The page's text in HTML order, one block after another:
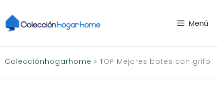
al
contenido
Menú
Colecciónhogarhome » TOP Mejores botes con grifo